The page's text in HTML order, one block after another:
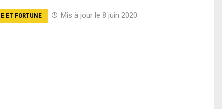
ET FORTUNE Mis à jour le 8 juin 2020